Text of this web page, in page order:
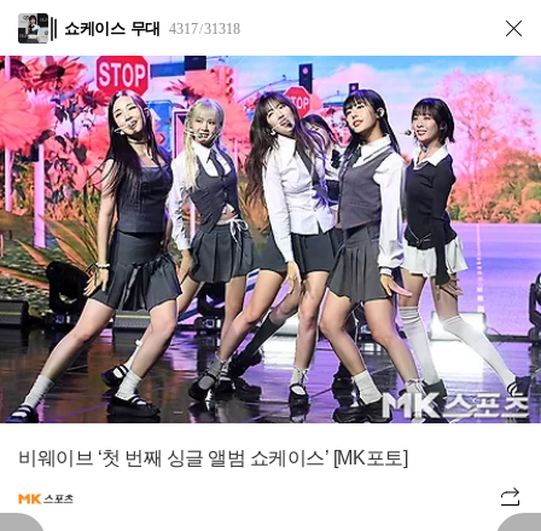
쇼케이스 무대 4317/31318
비웨이브 ‘첫 번째 싱글 앨범 쇼케이스’ [MK포토]